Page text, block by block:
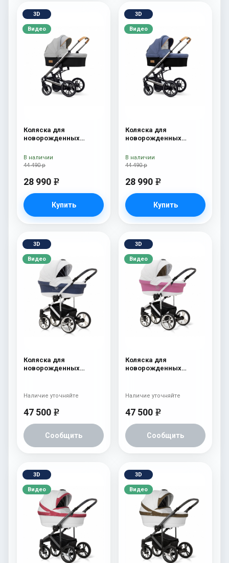
3D
Видео
Коляска для
новорожденных
44 490 р
28 990 e
Купить
В наличии
3D
Видео
Коляска для
новорожденных
44 490 р
28 990 e
Купить
В наличии
3D
Видео
Коляска для
новорожденных
47 500 e
Сообщить
Наличие уточняйте
3D
Видео
Коляска для
новорожденных
47 500 e
Сообщить
Наличие уточняйте
3D
Видео
3D
Видео